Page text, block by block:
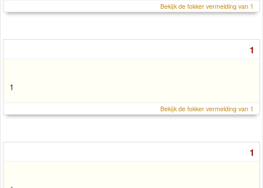
Bekijk de fokker vermelding van 1
1
1
Bekijk de fokker vermelding van 1
1